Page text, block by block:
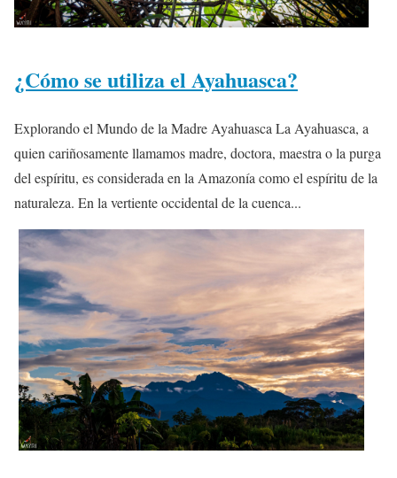
¿Cómo se utiliza el Ayahuasca?
Explorando el Mundo de la Madre Ayahuasca La Ayahuasca, a
quien cariñosamente llamamos madre, doctora, maestra o la purga
del espíritu, es considerada en la Amazonía como el espíritu de la
naturaleza. En la vertiente occidental de la cuenca...